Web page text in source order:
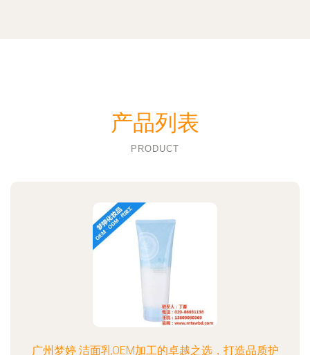
产品列表
PRODUCT
广州梦婷 洁面乳OEM加工的卓越之选，打造品质护